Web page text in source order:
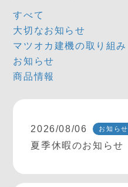
すべて
大切なお知らせ
マツオカ建機の取り組み
お知らせ
商品情報
2026/08/06 お知らせ
夏季休暇のお知らせ